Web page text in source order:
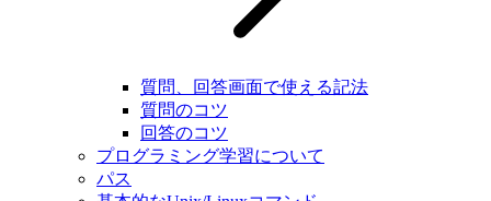
質問、回答画面で使える記法
質問のコツ
回答のコツ
プログラミング学習について
パス